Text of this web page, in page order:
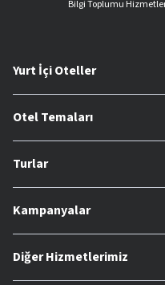
Bilgi Toplumu
Yurt İçi Oteller
Otel Temaları
Turlar
Kampanyalar
Diğer Hizmetlerimiz